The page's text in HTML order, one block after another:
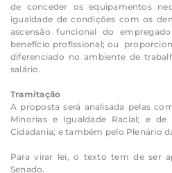
de conceder os equipamentos
igualdade de condições com os
ascensão funcional do
benefício profissional; ou
diferenciado no ambiente de
salário.
Tramitação
A proposta será analisada pelas
Minorias e Igualdade Racial; e
Cidadania; e também pelo Plenário
Para virar lei, o texto tem de ser
Senado.